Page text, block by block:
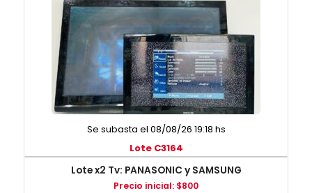
Se subasta el 08/08/26 19:18 hs
Lote C3164
Lote x2 Tv: PANASONIC y SAMSUNG
Precio inicial: $800